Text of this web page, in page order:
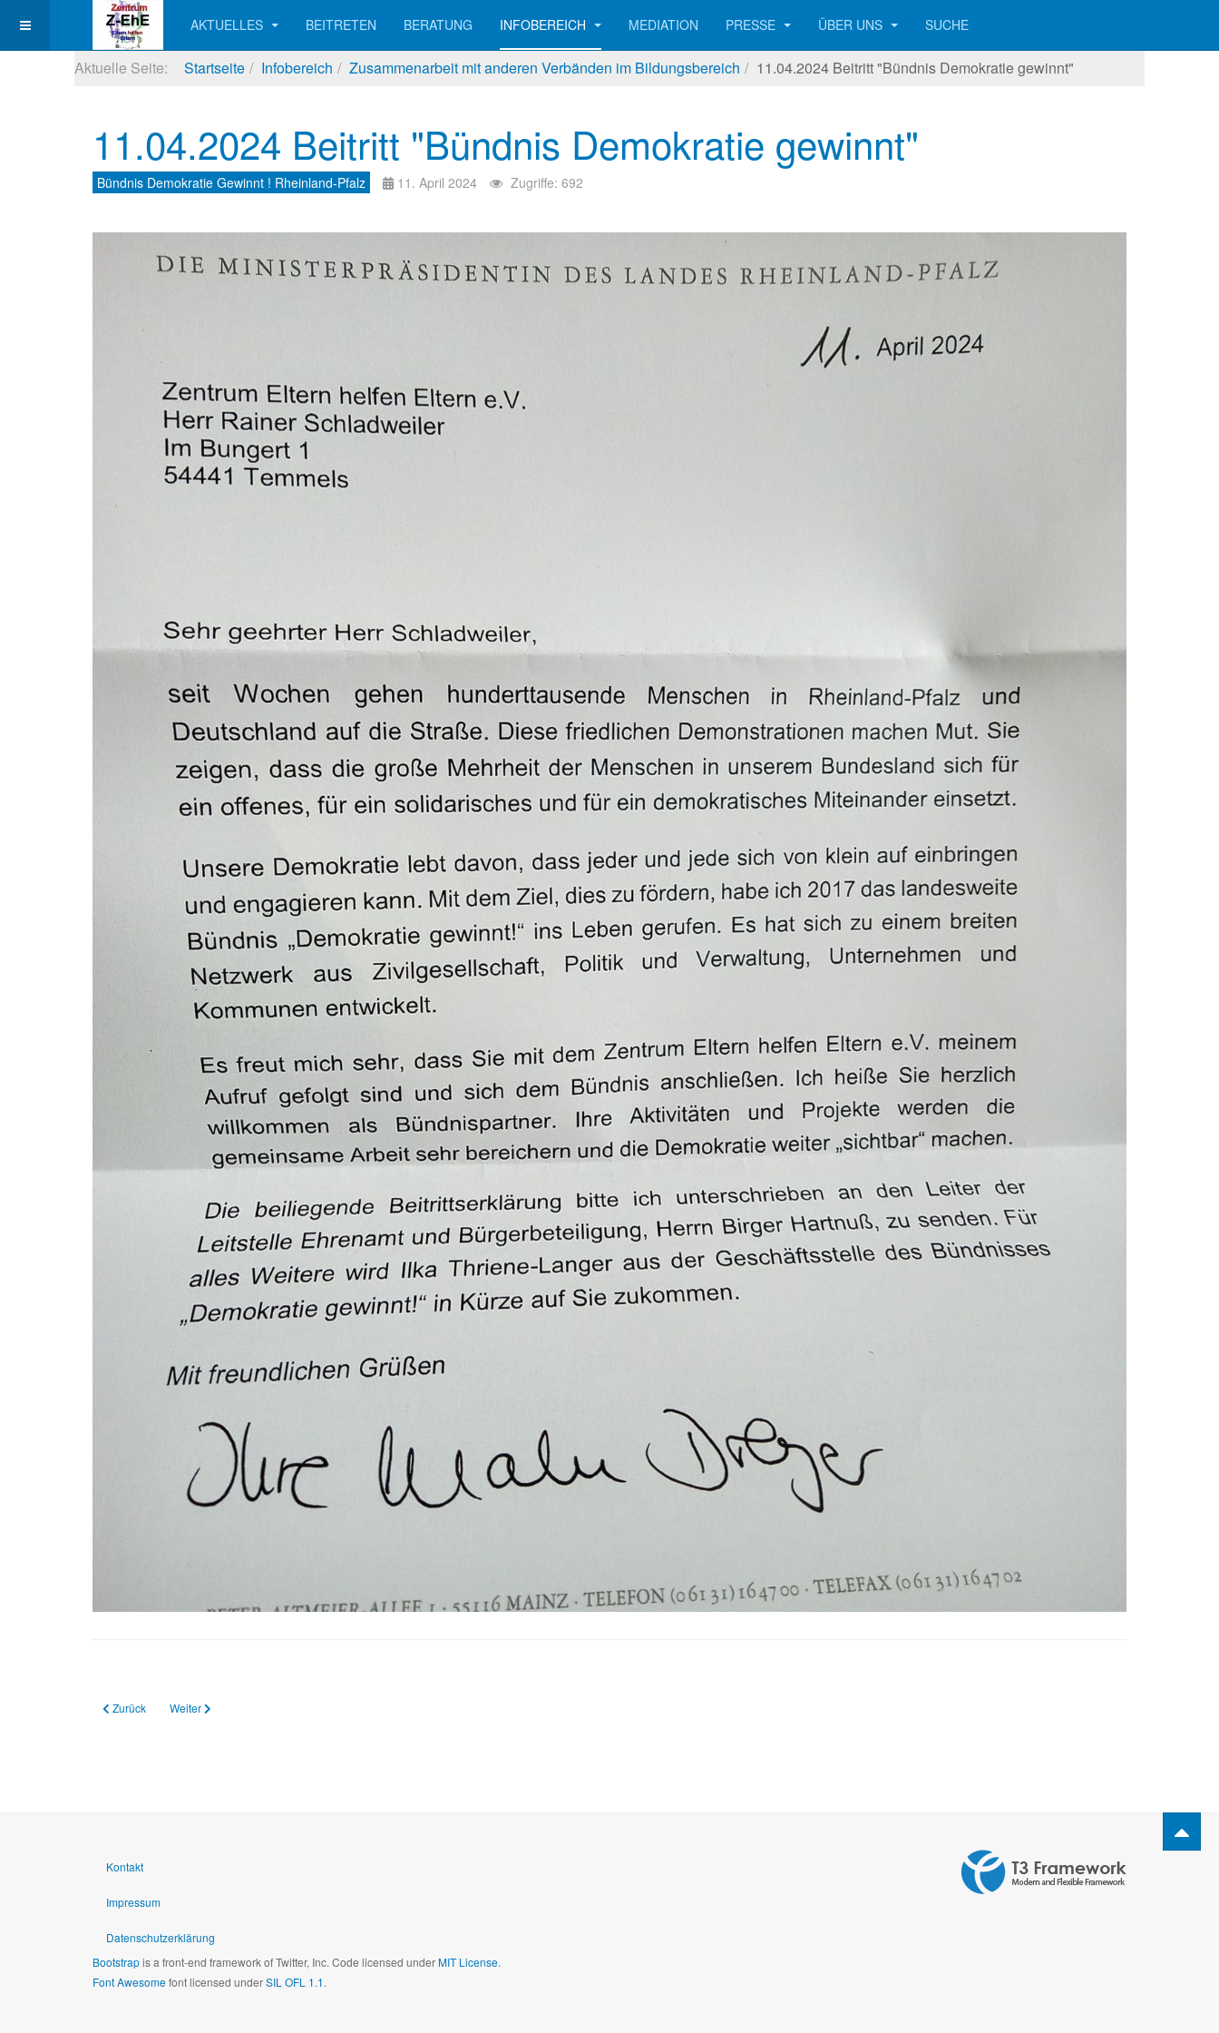
AKTUELLES BEITRETEN BERATUNG INFOBEREICH MEDIATION PRESSE ÜBER UNS SUCHE
Aktuelle Seite: Startseite Infobereich Zusammenarbeit mit anderen Verbänden im Bildungsbereich 11.04.2024 Beitritt "Bündnis Demokratie gewinnt"
11.04.2024 Beitritt "Bündnis Demokratie gewinnt"
Bündnis Demokratie Gewinnt ! Rheinland-Pfalz 11. April 2024 Zugriffe: 692
Vorheriger Beitrag: 22.04.2024 Klausurtagung
Zurück Nächster Beitrag: 11.03.2024 Checkliste für selbstgedrehte Videos
Weiter
Kontakt
Impressum
Datenschutzerklärung
Bootstrapis a front-end framework of Twitter, Inc. Code licensed underMIT License.
Font Awesomefont licensed underSIL OFL 1.1.